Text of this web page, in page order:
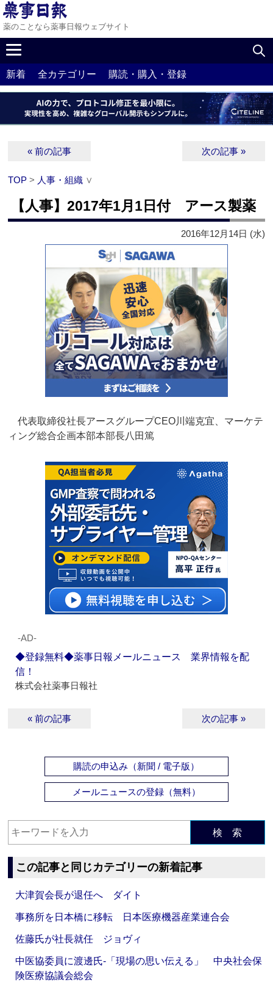
薬のことなら薬事日報ウェブサイト
新着 全カテゴリー 購読・購入・登録
« 前の記事 次の記事 »
TOP > 人事・組織 ∨
【人事】2017年1月1日付 アース製薬
2016年12月14日 (水)
代表取締役社長アースグループCEO川端克宜、マーケテ
ィング総合企画本部本部長八田篤
‐AD‐
◆登録無料◆薬事日報メールニュース 業界情報を配
信！
株式会社薬事日報社
« 前の記事 次の記事 »
購読の申込み（新聞 / 電子版）
メールニュースの登録（無料）
検 索
この記事と同じカテゴリーの新着記事
大津賀会長が退任へ ダイト
事務所を日本橋に移転 日本医療機器産業連合会
佐藤氏が社長就任 ジョヴィ
中医協委員に渡邊氏‐「現場の思い伝える」 中央社会保
険医療協議会総会